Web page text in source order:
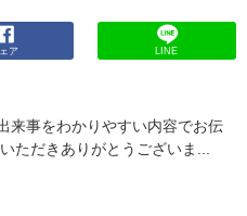
ア LINE
来事をわかりやすい内容でお伝
ただきありがとうございま...